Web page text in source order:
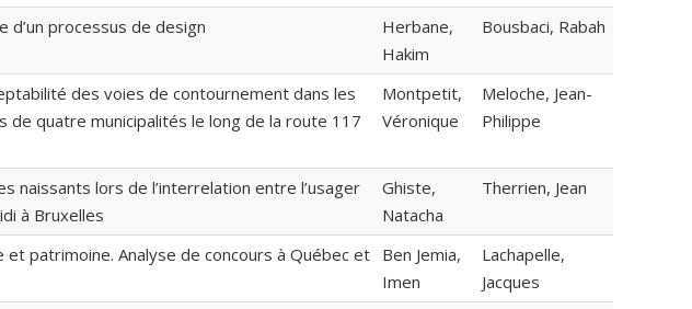
d’un processus de design
Herbane,
Hakim
Bousbaci, Rabah
des voies de contournement dans les
de quatre municipalités le long de la route 117
Montpetit,
Véronique
Meloche, Jean-
Philippe
naissants lors de l’interrelation entre l’usager
à Bruxelles
Ghiste,
Natacha
Therrien, Jean
patrimoine. Analyse de concours à Québec et Ben Jemia,
Imen
Lachapelle,
Jacques